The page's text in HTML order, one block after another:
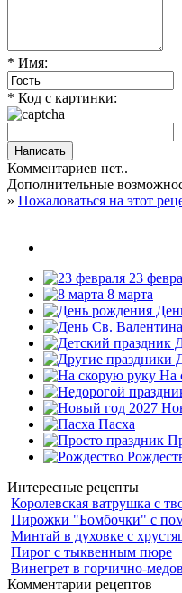
* Имя:
* Код с картинки:
Комментариев нет..
Дополнительные
» Пожаловаться на этот
23
8 марта
На
Пасха
Интересные рецепты
Королевская ватрушка с
Пирожки "Бомбочки" с
Минтай в духовке с
Пирог с тыквенным пюре
Винегрет в горчично-
Комментарии рецептов